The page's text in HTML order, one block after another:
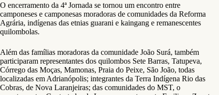
O encerramento da 4ª Jornada se tornou um encontro entre
camponeses e camponesas moradoras de comunidades da Reforma
Agrária, indígenas das etnias guarani e kaingang e remanescentes
quilombolas.
Além das famílias moradoras da comunidade João Surá, também
participaram representantes dos quilombos Sete Barras, Tatupeva,
Córrego das Moças, Mamonas, Praia do Peixe, São João, todas
localizadas em Adrianópolis; integrantes da Terra Indígena Rio das
Cobras, de Nova Laranjeiras; das comunidades do MST, o